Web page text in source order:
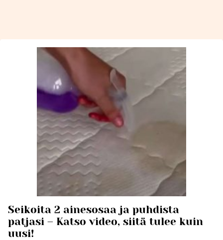
Seikoita 2 ainesosaa ja puhdista
patjasi – Katso video, siitä tulee kuin
uusi!